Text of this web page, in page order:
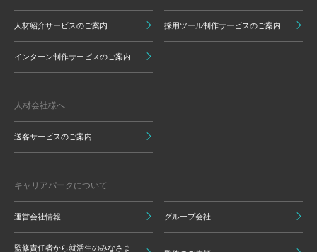
人材紹介サービスのご案内 採用ツール制作サービスのご案内
インターン制作サービスのご案内
人材会社様へ
送客サービスのご案内
キャリアパークについて
運営会社情報 グループ会社
監修責任者から就活生のみなさま